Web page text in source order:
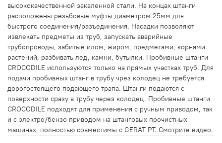
высококачественной закаленной стали. На концах штанги
расположены резьбовые муфты диаметром 25мм для
быстрого соединения/разъединения. Насадки позволяют
извлекать предметы из труб, запускать аварийные
трубопроводы, забитые илом, жиром, предметами, корнями
растений, разбивать лед, камни, бутылки. Пробивные штанги
CROCODILE используются только на прямых участках труб. Для
подачи пробивных штанг в трубу чрез колодец не требуется
дорогостоящего подающего трапа. Штанги подаются с
поверхности сразу в трубу через колодец. Пробивные штанги
CROCODILE подходят для применения с ручным приводом, так
и с электро/бензо приводом на штанговых прочистных
машинах, полностью совместимы с GERAT PT. Смотрите видео.